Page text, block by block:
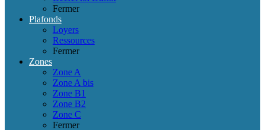
Fermer
Plafonds
Loyers
Ressources
Fermer
Zones
Zone A
Zone A bis
Zone B1
Zone B2
Zone C
Fermer